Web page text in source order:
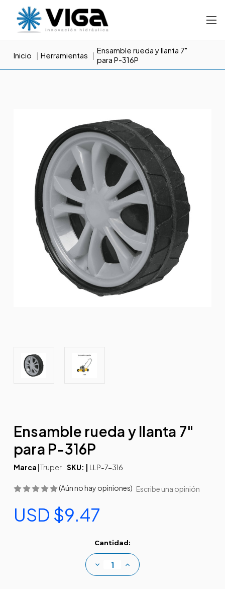
Inicio Herramientas
Ensamble rueda y llanta 7"
para P-316P
Ensamble rueda y llanta 7"
para P-316P
Marca |Truper SKU: | LLP-7-316
(Aún no hay opiniones) Escribe una opinión
USD $9.47
Cantidad:
Disminuir
cantidad
Aumentar
cantidad